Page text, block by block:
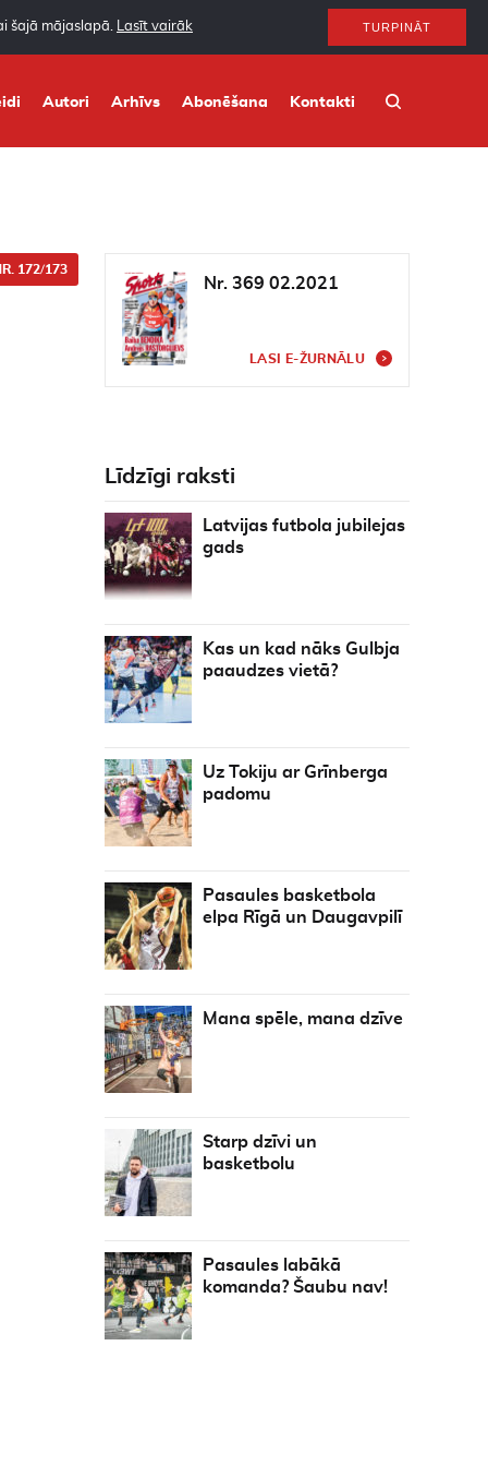
šajā mājaslapā. Lasīt vairāk TURPINĀT
Autori Arhīvs Abonēšana Kontakti
172/173
Nr. 369 02.2021
LASI E-ŽURNĀLU
Līdzīgi raksti
Latvijas futbola jubilejas
gads
Kas un kad nāks Gulbja
paaudzes vietā?
Uz Tokiju ar Grīnberga
padomu
Pasaules basketbola
elpa Rīgā un Daugavpilī
Mana spēle, mana dzīve
Starp dzīvi un
basketbolu
Pasaules labākā
komanda? Šaubu nav!